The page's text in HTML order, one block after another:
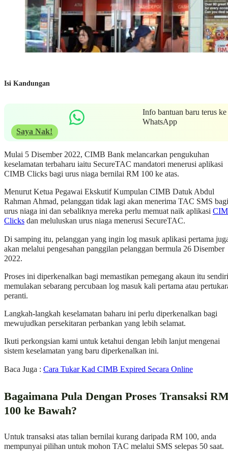
Isi Kandungan
Info bantuan baru terus ke
WhatsApp
Saya Nak!
Mulai 5 Disember 2022, CIMB Bank melancarkan pengukuhan
keselamatan terbaharu iaitu SecureTAC mandatori menerusi aplikasi
CIMB Clicks bagi urus niaga bernilai RM 100 ke atas.
Menurut Ketua Pegawai Ekskutif Kumpulan CIMB Datuk Abdul
Rahman Ahmad, pelanggan tidak lagi akan menerima TAC SMS bagi
urus niaga ini dan sebaliknya mereka perlu memuat naik aplikasi
Clicks dan meluluskan urus niaga menerusi SecureTAC.
Di samping itu, pelanggan yang ingin log masuk aplikasi pertama
akan melalui pengesahan panggilan pelanggan bermula 26 Disember
2022.
Proses ini diperkenalkan bagi memastikan pemegang akaun itu sendiri
memulakan sebarang percubaan log masuk kali pertama atau
peranti.
Langkah-langkah keselamatan baharu ini perlu diperkenalkan bagi
mewujudkan persekitaran perbankan yang lebih selamat.
Ikuti perkongsian kami untuk ketahui dengan lebih lanjut mengenai
sistem keselamatan yang baru diperkenalkan ini.
Baca Juga : Cara Tukar Kad CIMB Expired Secara Online
Bagaimana Pula Dengan Proses Transaksi
100 ke Bawah?
Untuk transaksi atas talian bernilai kurang daripada RM 100, anda
mempunyai pilihan untuk mohon TAC melalui SMS selepas 50 saat.